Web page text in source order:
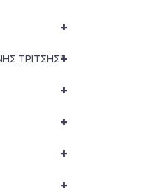
+
+
ΤΡΙΤΣΗΣ”
+
+
+
+